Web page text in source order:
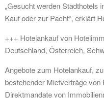
„Gesucht werden Stadthotels
Kauf oder zur Pacht“, erklärt
+++ Hotelankauf von
Deutschland, Österreich,
Angebote zum Hotelankauf,
bestehender Mietverträge
Direktmandate von